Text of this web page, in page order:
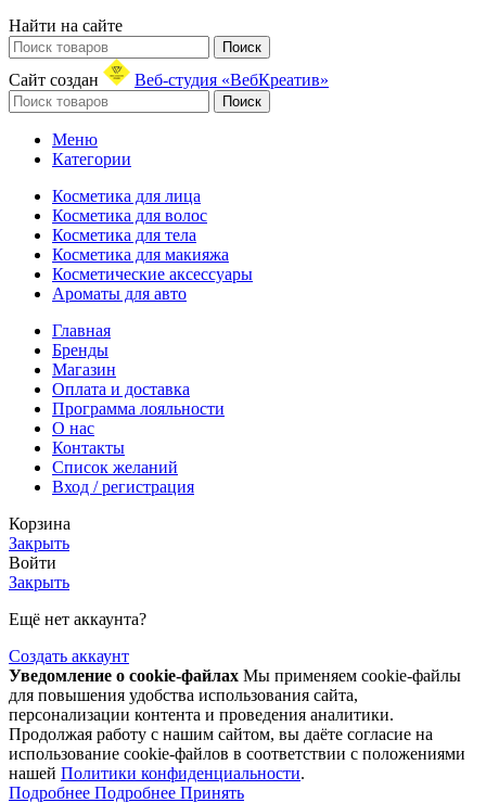
Найти на сайте
Поиск
Сайт создан Веб-студия «ВебКреатив»
Поиск
Меню
Категории
Косметика для лица
Косметика для волос
Косметика для тела
Косметика для макияжа
Косметические аксессуары
Ароматы для авто
Главная
Бренды
Магазин
Оплата и доставка
Программа лояльности
О нас
Контакты
Список желаний
Вход / регистрация
Корзина
Закрыть
Войти
Закрыть
Ещё нет аккаунта?
Создать аккаунт
Уведомление о cookie-файлах Мы применяем cookie-файлы
для повышения удобства использования сайта,
персонализации контента и проведения аналитики.
Продолжая работу с нашим сайтом, вы даёте согласие на
использование cookie-файлов в соответствии с положениями
нашей Политики конфиденциальности.
Подробнее Подробнее Принять